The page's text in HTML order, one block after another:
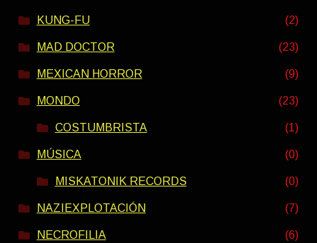
KUNG-FU (2)
MAD DOCTOR (23)
MEXICAN HORROR (9)
MONDO (23)
COSTUMBRISTA (1)
MÚSICA (0)
MISKATONIK RECORDS (0)
NAZIEXPLOTACIÓN (7)
NECROFILIA (6)